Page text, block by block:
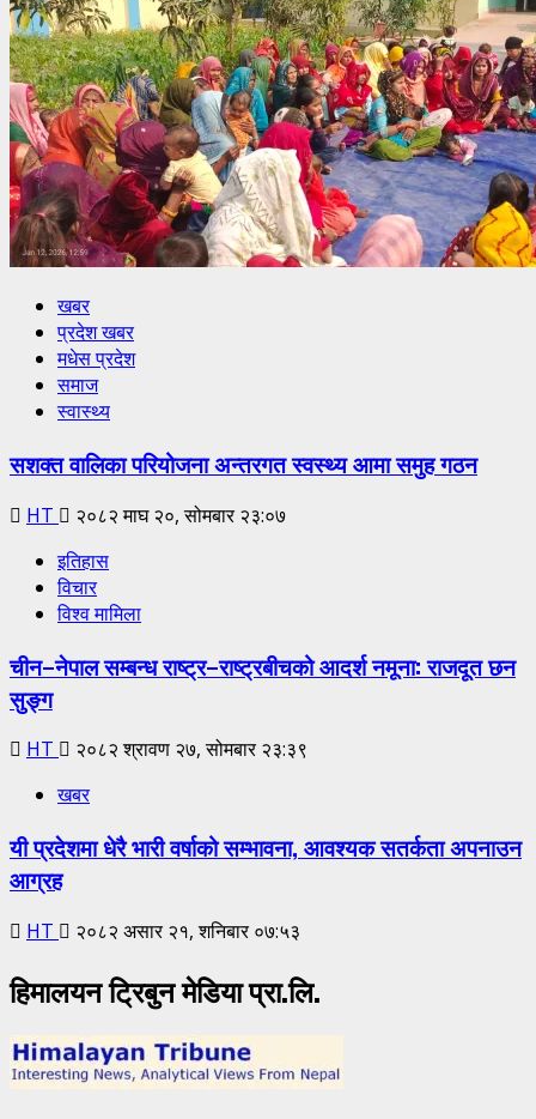
खबर
प्रदेश खबर
मधेस प्रदेश
समाज
स्वास्थ्य
सशक्त वालिका परियोजना अन्तरगत स्वस्थ्य आमा समुह गठन
HT
२०८२ माघ २०, सोमबार २३:०७
इतिहास
विचार
विश्व मामिला
चीन–नेपाल सम्बन्ध राष्ट्र–राष्ट्रबीचको आदर्श नमूना: राजदूत छन
सुङ्ग
HT
२०८२ श्रावण २७, सोमबार २३:३९
खबर
यी प्रदेशमा धेरै भारी वर्षाको सम्भावना, आवश्यक सतर्कता अपनाउन
आग्रह
HT २०८२ असार २१, शनिबार ०७:५३
हिमालयन ट्रिबुन मेडिया प्रा.लि.